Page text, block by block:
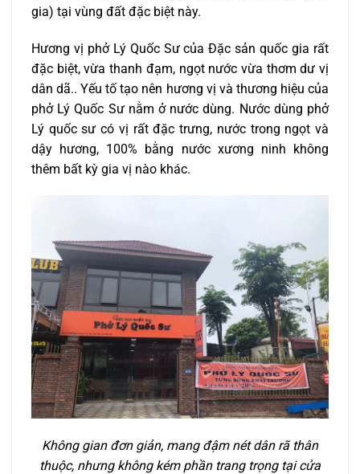
gia) tại vùng đất đặc biệt này.
Hương vị phở Lý Quốc Sư của Đặc sản quốc gia rất
đặc biệt, vừa thanh đạm, ngọt nước vừa thơm dư vị
dân dã.. Yếu tố tạo nên hương vị và thương hiệu của
phở Lý Quốc Sư nằm ở nước dùng. Nước dùng phở
Lý quốc sư có vị rất đặc trưng, nước trong ngọt và
dậy hương, 100% bằng nước xương ninh không
thêm bất kỳ gia vị nào khác.
Không gian đơn giản, mang đậm nét dân rã thân
thuộc, nhưng không kém phần trang trọng tại cửa